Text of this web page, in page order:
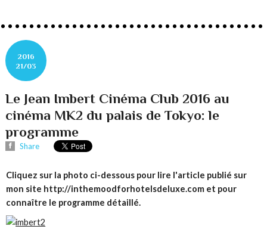
2016
21/03
Le Jean Imbert Cinéma Club 2016 au
cinéma MK2 du palais de Tokyo: le
programme
Share
Cliquez sur la photo ci-dessous pour lire l'article publié sur
mon site http://inthemoodforhotelsdeluxe.com et pour
connaître le programme détaillé.